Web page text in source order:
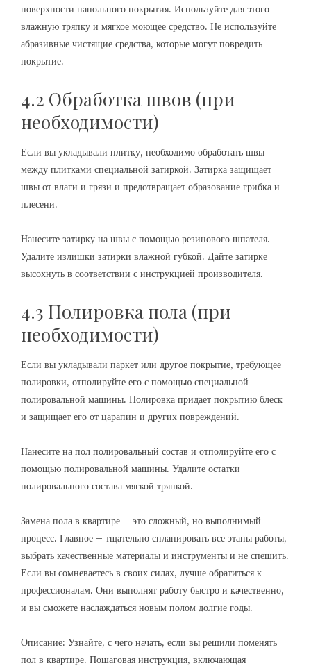
поверхности напольного покрытия. Используйте для этого
влажную тряпку и мягкое моющее средство. Не используйте
абразивные чистящие средства, которые могут повредить
покрытие.
4.2 Обработка швов (при
необходимости)
Если вы укладывали плитку, необходимо обработать швы
между плитками специальной затиркой. Затирка защищает
швы от влаги и грязи и предотвращает образование грибка и
плесени.
Нанесите затирку на швы с помощью резинового шпателя.
Удалите излишки затирки влажной губкой. Дайте затирке
высохнуть в соответствии с инструкцией производителя.
4.3 Полировка пола (при
необходимости)
Если вы укладывали паркет или другое покрытие, требующее
полировки, отполируйте его с помощью специальной
полировальной машины. Полировка придает покрытию блеск
и защищает его от царапин и других повреждений.
Нанесите на пол полировальный состав и отполируйте его с
помощью полировальной машины. Удалите остатки
полировального состава мягкой тряпкой.
Замена пола в квартире – это сложный, но выполнимый
процесс. Главное – тщательно спланировать все этапы работы,
выбрать качественные материалы и инструменты и не спешить.
Если вы сомневаетесь в своих силах, лучше обратиться к
профессионалам. Они выполнят работу быстро и качественно,
и вы сможете наслаждаться новым полом долгие годы.
Описание: Узнайте, с чего начать, если вы решили поменять
пол в квартире. Пошаговая инструкция, включающая